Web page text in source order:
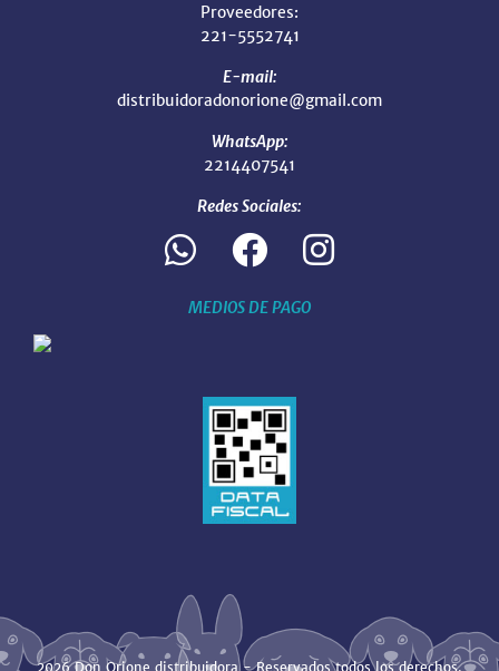
Proveedores:
221-5552741
E-mail:
distribuidoradonorione@gmail.com
WhatsApp:
2214407541
Redes Sociales:
MEDIOS DE PAGO
2026 Don Orione distribuidora - Reservados todos los derechos.